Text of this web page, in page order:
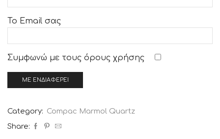
Το Email σας
Συμφωνώ με τους όρους χρήσης
Category: Compac Marmol Quartz
Share: